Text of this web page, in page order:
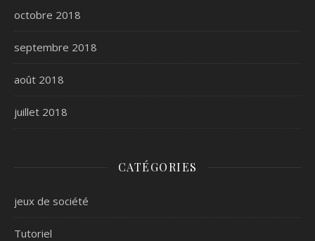
octobre 2018
septembre 2018
août 2018
juillet 2018
CATÉGORIES
jeux de société
Tutoriel